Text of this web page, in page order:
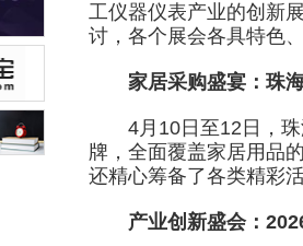
工仪器仪表产业的创新
讨，各个展会各具特色
家居采购盛宴：珠
4月10日至12日，珠
牌，全面覆盖家居用品
还精心筹备了各类精彩
产业创新盛会：